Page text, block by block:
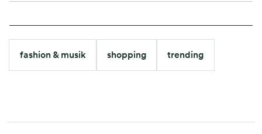
fashion & musik shopping trending